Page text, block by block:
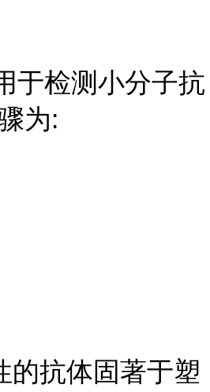
于检测小分子抗
为:
的抗体固著于塑